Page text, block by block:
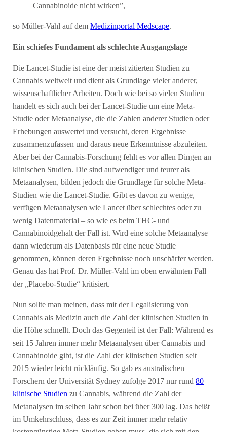
Cannabinoide nicht wirken”,
so Müller-Vahl auf demMedizinportal Medscape.
Ein schiefes Fundament als schlechte Ausgangslage
Die Lancet-Studie ist eine der meist zitierten Studien zu
Cannabis weltweit und dient als Grundlage vieler anderer,
wissenschaftlicher Arbeiten. Doch wie bei so vielen Studien
handelt es sich auch bei der Lancet-Studie um eine Meta-
Studie oder Metaanalyse, die die Zahlen anderer Studien oder
Erhebungen auswertet und versucht, deren Ergebnisse
zusammenzufassen und daraus neue Erkenntnisse abzuleiten.
Aber bei der Cannabis-Forschung fehlt es vor allen Dingen an
klinischen Studien. Die sind aufwendiger und teurer als
Metaanalysen, bilden jedoch die Grundlage für solche Meta-
Studien wie die Lancet-Studie. Gibt es davon zu wenige,
verfügen Metaanalysen wie Lancet über schlechtes oder zu
wenig Datenmaterial – so wie es beim THC- und
Cannabinoidgehalt der Fall ist. Wird eine solche Metaanalyse
dann wiederum als Datenbasis für eine neue Studie
genommen, können deren Ergebnisse noch unschärfer werden.
Genau das hat Prof. Dr. Müller-Vahl im oben erwähnten Fall
der „Placebo-Studie“ kritisiert.
Nun sollte man meinen, dass mit der Legalisierung von
Cannabis als Medizin auch die Zahl der klinischen Studien in
die Höhe schnellt. Doch das Gegenteil ist der Fall: Während es
seit 15 Jahren immer mehr Metaanalysen über Cannabis und
Cannabinoide gibt, ist die Zahl der klinischen Studien seit
2015 wieder leicht rückläufig. So gab es australischen
Forschern der Universität Sydney zufolge 2017 nur rund80
klinische Studien zu Cannabis, während die Zahl der
Metanalysen im selben Jahr schon bei über 300 lag. Das heißt
im Umkehrschluss, dass es zur Zeit immer mehr relativ